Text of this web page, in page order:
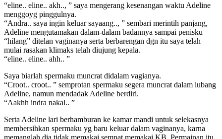
“eline.. eline.. akh.., ” saya mengerang kesenangan waktu Adeline
menggoyg pinggulnya.
“Andra.. saya ingin keluar sayaang.., ” sembari merintih panjang,
Adeline mengutamakan dalam-dalam badannya sampai penisku
“hilang” ditelan vaginanya serta berbarengan dgn itu saya telah
mulai rasakan klimaks telah diujung kepala.
“eline.. eline.. ahh.. ”
Saya biarlah spermaku muncrat didalam vagianya.
“Croot.. croot.. ” semprotan spermaku segera muncrat dalam lubang
Adeline, namun mendadak Adeline berdiri.
“Aakhh indra nakal.. ”
Serta Adeline lari berhamburan ke kamar mandi untuk selekasnya
membersihkan spermaku yg baru keluar dalam vaginanya, karna
memanglah dia tidak memakai sempat memakai KB. Permainan itu